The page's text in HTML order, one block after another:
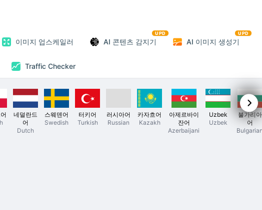
이미지 업스케일러 AI 콘텐츠 감지기
UPD
AI 이미지 생성기
UPD
Traffic Checker
네덜란드
어
Dutch
스웨덴어
Swedish
터키어
Turkish
러시아어
Russian
카자흐어
Kazakh
아제르바이
잔어
Azerbaijani
Uzbek
Uzbek
불가리아
어